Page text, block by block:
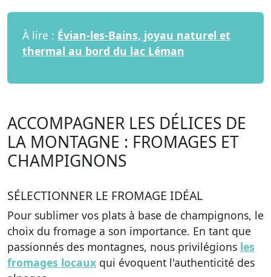
À lire : Évian-les-Bains, joyau naturel et
thermal au bord du lac Léman
ACCOMPAGNER LES DÉLICES DE
LA MONTAGNE : FROMAGES ET
CHAMPIGNONS
SÉLECTIONNER LE FROMAGE IDÉAL
Pour sublimer vos plats à base de champignons, le
choix du fromage a son importance. En tant que
passionnés des montagnes, nous privilégions les
fromages locaux qui évoquent l'authenticité des